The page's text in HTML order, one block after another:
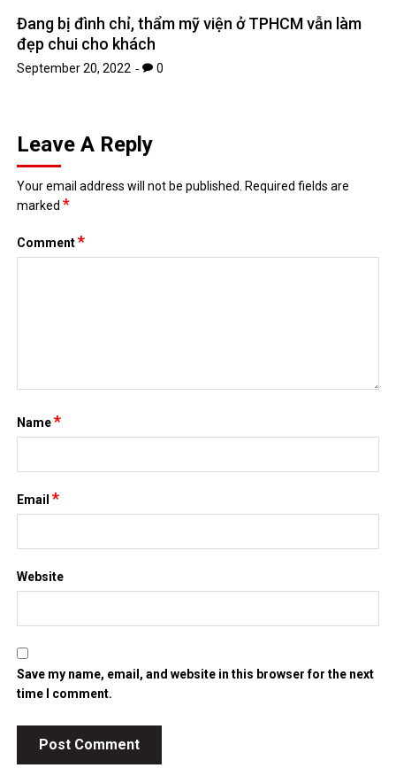
Đang bị đình chỉ, thẩm mỹ viện ở TPHCM vẫn làm
đẹp chui cho khách
September 20, 2022 0
Leave A Reply
Your email address will not be published. Required fields are
marked*
Comment*
Name*
Email*
Website
Save my name, email, and website in this browser for the next
time I comment.